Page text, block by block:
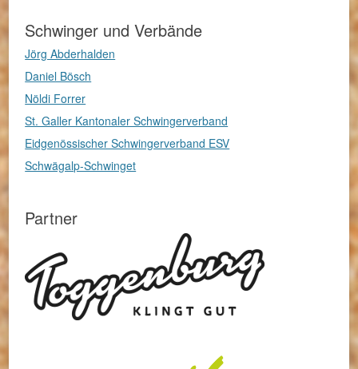
Schwinger und Verbände
Jörg Abderhalden
Daniel Bösch
Nöldi Forrer
St. Galler Kantonaler Schwingerverband
Eidgenössischer Schwingerverband ESV
Schwägalp-Schwinget
Partner